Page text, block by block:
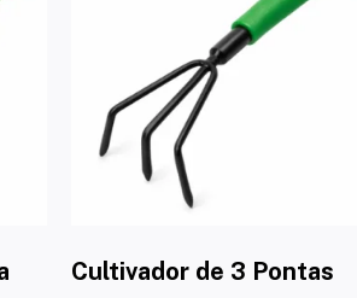
Cultivador de 3 Pontas